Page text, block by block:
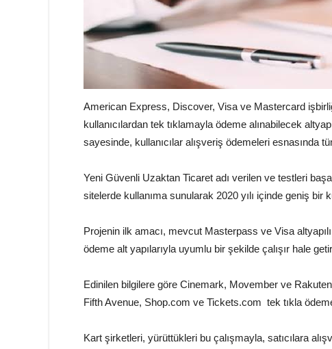
American Express, Discover, Visa ve Mastercard
kullanıcılardan tek tıklamayla ödeme alınabilecek
sayesinde, kullanıcılar alışveriş ödemeleri esnasında
Yeni Güvenli Uzaktan Ticaret adı verilen ve testleri
sitelerde kullanıma sunularak 2020 yılı içinde geniş bir
Projenin ilk amacı, mevcut Masterpass ve Visa
ödeme alt yapılarıyla uyumlu bir şekilde çalışır hale
Edinilen bilgilere göre Cinemark, Movember ve
Fifth Avenue, Shop.com ve Tickets.com tek tıkla
Kart şirketleri, yürüttükleri bu çalışmayla, satıcılara